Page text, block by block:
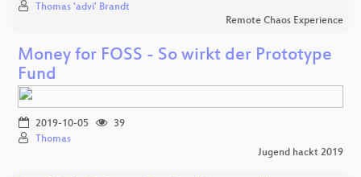
Thomas 'advi' Brandt
Remote Chaos Experience
Money for FOSS - So wirkt der Prototype
Fund
2019-10-05
39
Thomas
Jugend hackt 2019